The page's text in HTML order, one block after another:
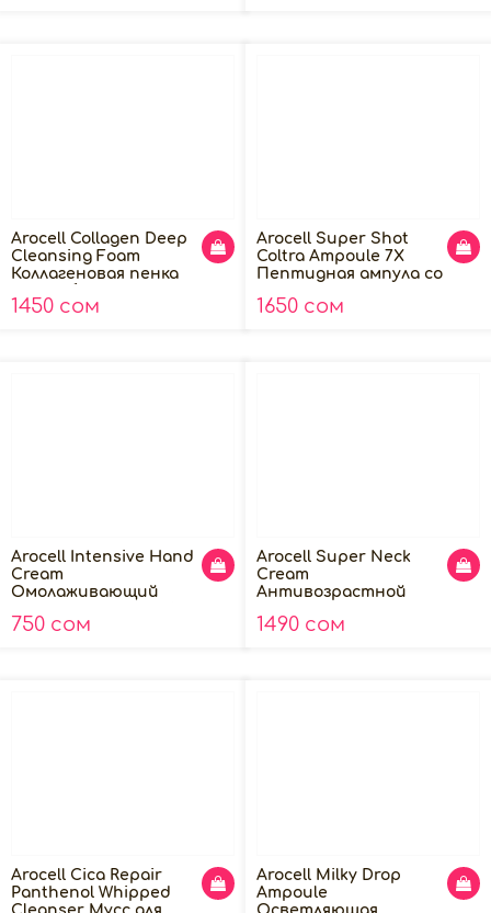
Arocell Collagen Deep
Cleansing Foam
Коллагеновая пенка
очищения, 120мл
1450 сом
Arocell Super Shot
Coltra Ampoule 7X
Пептидная ампула со
коллагеном и
1650 сом
Arocell Intensive Hand
Cream
Омолаживающий
50 мл
750 сом
Arocell Super Neck
Cream
Антивозрастной
80г
1490 сом
Arocell Cica Repair
Panthenol Whipped
Arocell Milky Drop
Ampoule